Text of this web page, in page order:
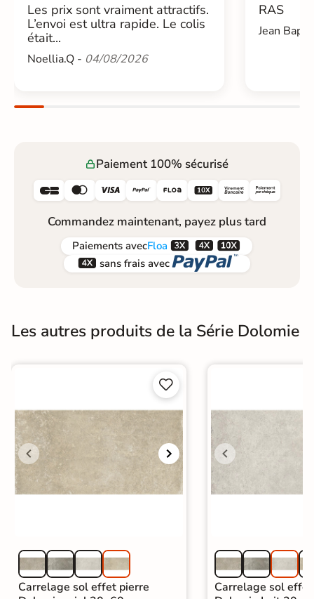
Les prix sont vraiment attractifs.
L’envoi est ultra rapide. Le colis
était...
Noellia.Q - 04/08/2026
RAS
Jean
Paiement 100% sécurisé
     
Commandez maintenant, payez plus tard
Paiements avecFloa  
 sans frais avec 
Les autres produits de la Série Dolomie


Carrelage sol effet pierre
Carrelage sol